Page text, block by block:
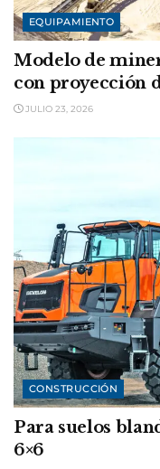
EQUIPAMIENTO
Modelo de
con proyección
JULIO 23, 2026
CONSTRUCCIÓN
Para suelos
6×6